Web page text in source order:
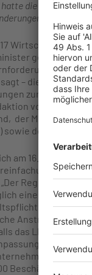
die
ist die
gewandt,
ist klar:
– die im
zur
vorliegt. Zu
der
sowie der
am 16. Januar in
des
eine Streichung
in
Anstrengungen
das LkSG nicht –
an die
ab 5000
Beschäftigten.